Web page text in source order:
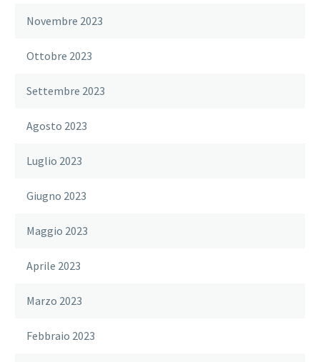
Novembre 2023
Ottobre 2023
Settembre 2023
Agosto 2023
Luglio 2023
Giugno 2023
Maggio 2023
Aprile 2023
Marzo 2023
Febbraio 2023